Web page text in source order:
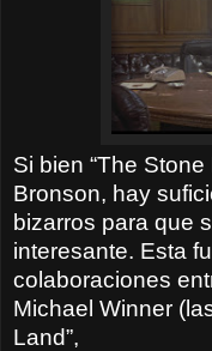
Si bien “The
Bronson, hay
bizarros para que
interesante. Esta
colaboraciones
Michael Winner
Land”,